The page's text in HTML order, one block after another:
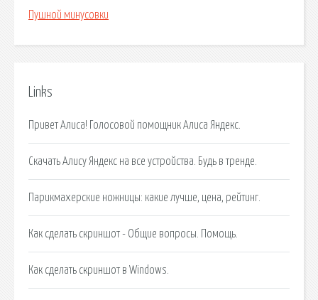
Пушной минусовки
Links
Привет Алиса! Голосовой помощник Алиса Яндекс.
Скачать Алису Яндекс на все устройства. Будь в тренде.
Парикмахерские ножницы: какие лучше, цена, рейтинг.
Как сделать скриншот - Общие вопросы. Помощь.
Как сделать скриншот в Windows.